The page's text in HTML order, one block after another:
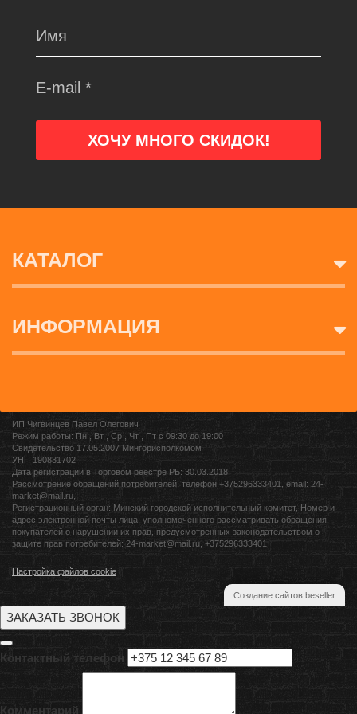
КАТАЛОГ
ИНФОРМАЦИЯ
ИП Чигвинцев Павел Олегович
Режим работы: Пн , Вт , Ср , Чт , Пт c 09:30 до 19:00
Свидетельство 17.05.2007 Мингорисполкомом
УНП 190831702
Дата регистрации в Торговом реестре РБ: 30.03.2018
Рассмотрение обращений потребителей, телефон +375296333401, email: 24-
market@mail.ru,
Регистрационный орган: Минский городской исполнительный комитет, Номер и
адрес электронной почты лица, уполномоченного рассматривать обращения
покупателей о нарушении их прав, предусмотренных законодательством о
защите прав потребителей: 24-market@mail.ru, +375296333401
Настройка файлов cookie
Создание сайтов beseller
ЗАКАЗАТЬ ЗВОНОК
Контактный телефон
Комментарий